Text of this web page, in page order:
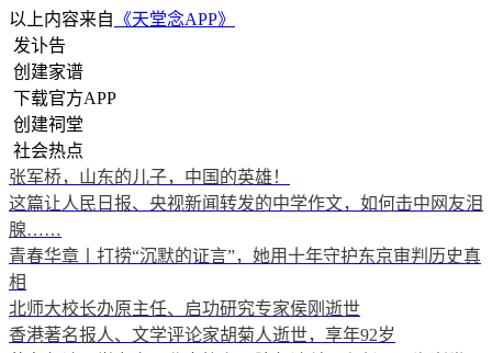
以上内容来自 《天堂念APP》
发讣告
创建家谱
下载官方APP
创建祠堂
社会热点
张军桥，山东的儿子，中国的英雄！
这篇让人民日报、央视新闻转发的中学作文，如何击中网友泪
腺……
青春华章丨打捞“沉默的证言”，她用十年守护东京审判历史真
相
北师大校长办原主任、启功研究专家侯刚逝世
香港著名报人、文学评论家胡菊人逝世，享年92岁